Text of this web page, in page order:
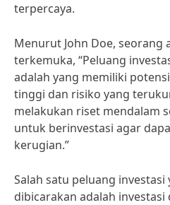
terpercaya.
Menurut John Doe, seorang
terkemuka, “Peluang
adalah yang memiliki
tinggi dan risiko yang
melakukan riset mendalam
untuk berinvestasi agar
kerugian.”
Salah satu peluang
dibicarakan adalah